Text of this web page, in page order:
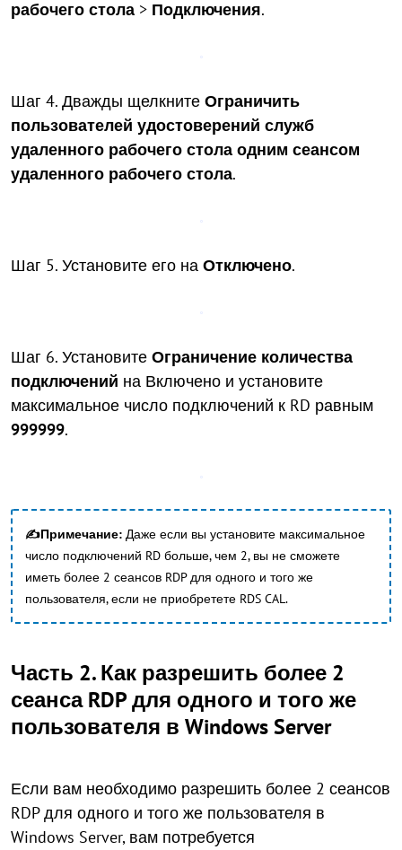
рабочего стола > Подключения.
Шаг 4. Дважды щелкните Ограничить
пользователей удостоверений служб
удаленного рабочего стола одним сеансом
удаленного рабочего стола.
Шаг 5. Установите его на Отключено.
Шаг 6. Установите Ограничение количества
подключений на Включено и установите
максимальное число подключений к RD равным
999999.
✍Примечание: Даже если вы установите максимальное
число подключений RD больше, чем 2, вы не сможете
иметь более 2 сеансов RDP для одного и того же
пользователя, если не приобретете RDS CAL.
Часть 2. Как разрешить более 2
сеанса RDP для одного и того же
пользователя в Windows Server
Если вам необходимо разрешить более 2 сеансов
RDP для одного и того же пользователя в
Windows Server, вам потребуется